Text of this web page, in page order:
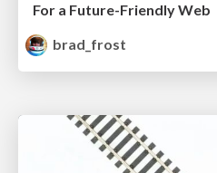
For a Future-Friendly Web
brad_frost